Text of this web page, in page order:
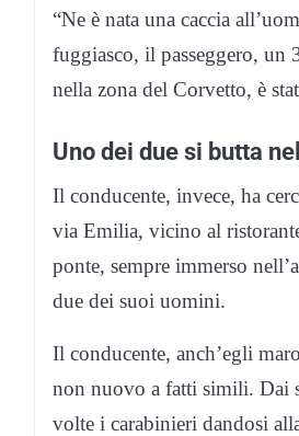
“Ne è nata una caccia
fuggiasco, il passeggero, un
nella zona del Corvetto, è
Uno dei due si butta
Il conducente, invece, ha
via Emilia, vicino al
ponte, sempre immerso
due dei suoi uomini.
Il conducente, anch’egli
non nuovo a fatti simili. Dai
volte i carabinieri dandosi